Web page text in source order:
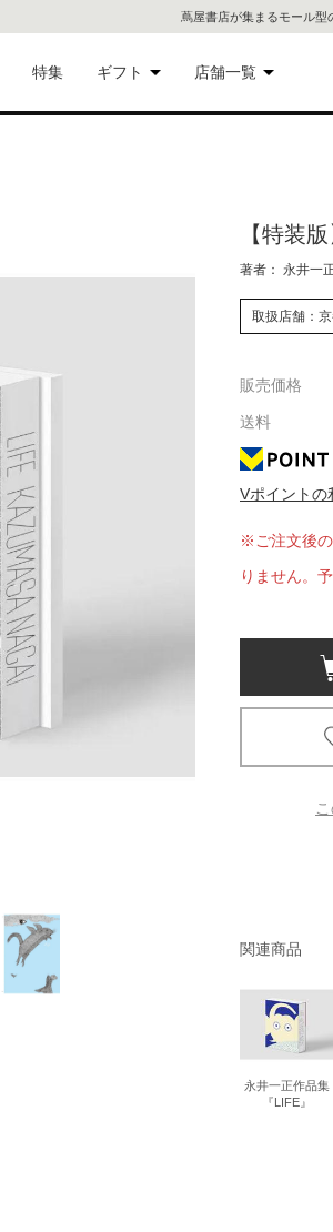
蔦屋書店が集まるモール型
特集 ギフト 店舗一覧
代官
書店
屋書
京都
京都
蔦屋
書店
枚方
書店
【特装
著者： 永井一
取扱店舗：
販売価格
送料
Vポイントの
※ご注文後
りません。
関連商品
永井一正作品集
『LIFE』